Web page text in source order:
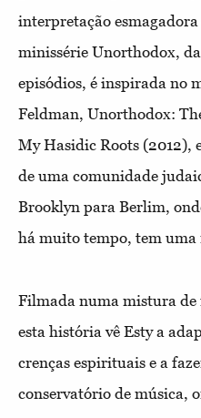
interpretação esmagadora
minissérie Unorthodox,
episódios, é inspirada no
Feldman, Unorthodox:
My Hasidic Roots (2012),
de uma comunidade
Brooklyn para Berlim,
há muito tempo, tem
Filmada numa mistura de
esta história vê Esty a
crenças espirituais e a
conservatório de música,